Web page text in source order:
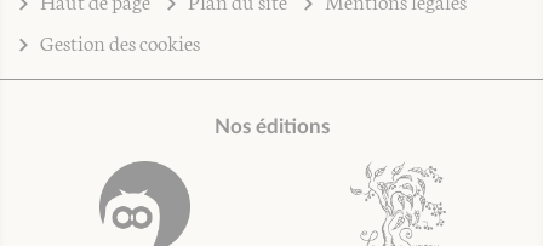
Gestion des cookies
Nos éditions